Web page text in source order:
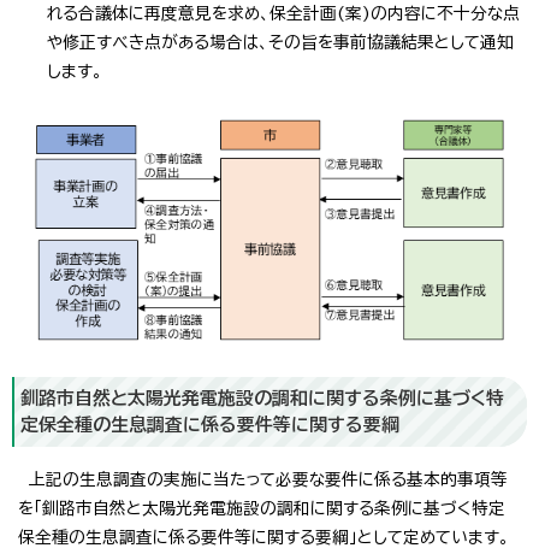
れる合議体に再度意見を求め、保全計画(案)の内容に不十分な点
や修正すべき点がある場合は、その旨を事前協議結果として通知
します。
釧路市自然と太陽光発電施設の調和に関する条例に基づく特
定保全種の生息調査に係る要件等に関する要綱
上記の生息調査の実施に当たって必要な要件に係る基本的事項等
を「釧路市自然と太陽光発電施設の調和に関する条例に基づく特定
保全種の生息調査に係る要件等に関する要綱」として定めています。